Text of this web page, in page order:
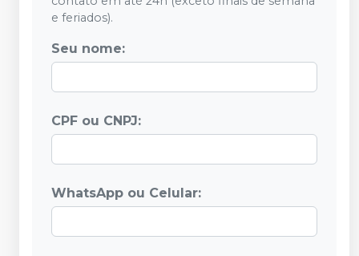
e feriados).
Seu nome:
CPF ou CNPJ:
WhatsApp ou Celular: